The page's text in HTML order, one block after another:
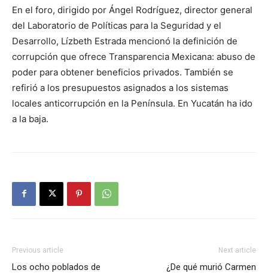
En el foro, dirigido por Ángel Rodríguez, director general
del Laboratorio de Políticas para la Seguridad y el
Desarrollo, Lízbeth Estrada mencionó la definición de
corrupción que ofrece Transparencia Mexicana: abuso de
poder para obtener beneficios privados. También se
refirió a los presupuestos asignados a los sistemas
locales anticorrupción en la Península. En Yucatán ha ido
a la baja.
Previous article
Los ocho poblados de
Next article
¿De qué murió Carmen